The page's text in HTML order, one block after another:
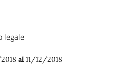
legale
al 11/12/2018